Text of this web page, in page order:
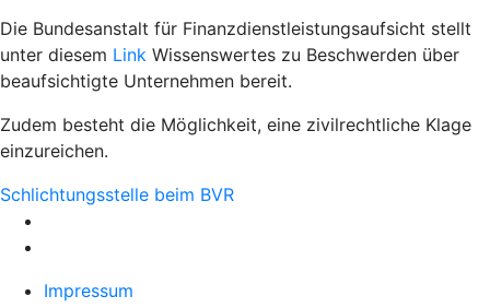
Die Bundesanstalt für Finanzdienstleistungsaufsicht stellt
unter diesem Link Wissenswertes zu Beschwerden über
beaufsichtigte Unternehmen bereit.
Zudem besteht die Möglichkeit, eine zivilrechtliche Klage
einzureichen.
Schlichtungsstelle beim BVR
Impressum